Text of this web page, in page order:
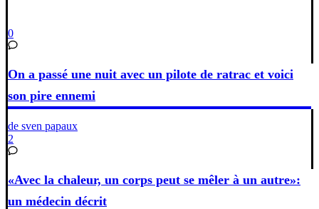
0
On a passé une nuit avec un pilote de ratrac et voici
son pire ennemi
de sven papaux
2
«Avec la chaleur, un corps peut se mêler à un autre»:
un médecin décrit